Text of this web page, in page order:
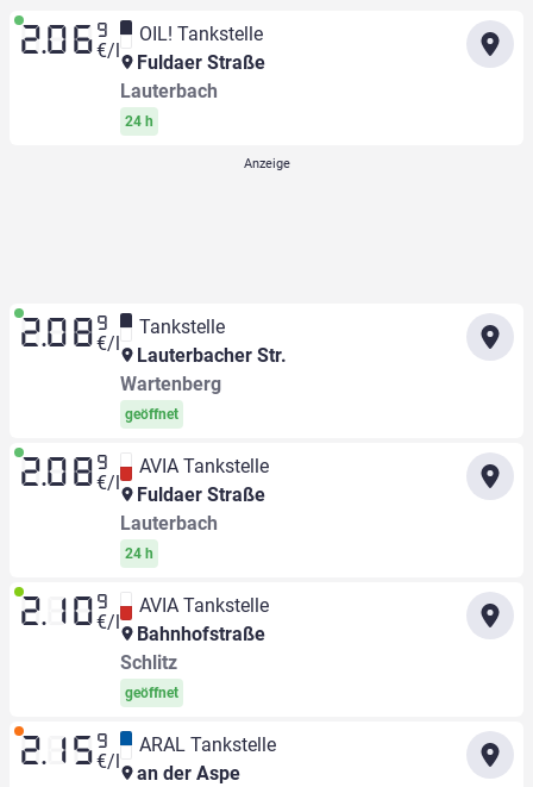
2.06 9
€/l
OIL! Tankstelle
Fuldaer Straße
Lauterbach
24 h
2.08 9
€/l
Tankstelle
Lauterbacher Str.
Wartenberg
geöffnet
2.08 9
€/l
AVIA Tankstelle
Fuldaer Straße
Lauterbach
24 h
2.10 9
€/l
AVIA Tankstelle
Bahnhofstraße
Schlitz
geöffnet
2.15 9
€/l
ARAL Tankstelle
an der Aspe